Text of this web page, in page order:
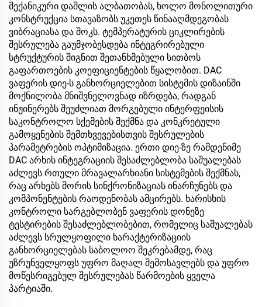
მექანიკური დაშლის ალბათობას, ხოლო მონოლითური
კონსტრუქცია სთავაზობს უკეთეს წინააღმდეგობას
ვიბრაციასა და შოკს. ტემპერატურის ციკლირების
შესრულება გაუმჯობესდება ინტეგრირებული
სტრუქტურის შიგნით შეთანხმებული სითბოს
გაფართოების კოეფიციენტების წყალობით. DAC
ვაფერის დიე-ს განხორციელებით სისტემის დიზაინში
მოქნილობა მნიშვნელოვნად იზრდება, რადგან
ინჟინერებს შეუძლიათ მორგებული ინტერფეისის
საკონტროლო სქემების შექმნა და კონკრეტული
გამოყენების შემთხვევებისთვის შესრულების
პარამეტრების ოპტიმიზაცია. ერთი დიე-ზე რამდენიმე
DAC არხის ინტეგრაციის შესაძლებლობა საშუალებას
აძლევს რთული მრავალარხიანი სისტემების შექმნას,
რაც არხებს შორის სინქრონიზაციას ინარჩუნებს და
კომპონენტების რაოდენობას ამცირებს. ხარისხის
კონტროლი სარგებლობენ ვაფერის დონეზე
ტესტირების შესაძლებლობებით, რომელიც საშუალებას
აძლევს სრულყოფილი ხარაქტერიზაციის
განხორციელებას საბოლოო შეკრებამდე, რაც
უზრუნველყოფს უფრო მაღალ შემოსავლებს და უფრო
მოწესრიგებულ შესრულებას წარმოების ყველა
პარტიაში.